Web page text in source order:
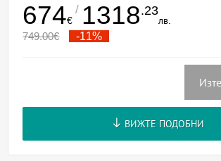
674€
/ 1318.23
лв.
749.00€ -11%
ВИЖТЕ ПОДОБНИ